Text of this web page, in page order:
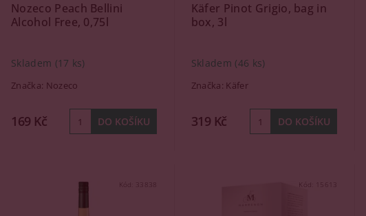
Nozeco Peach Bellini
Alcohol Free, 0,75l
Skladem (17 ks)
Značka: Nozeco
169 Kč
Käfer Pinot Grigio, bag in
box, 3l
Skladem (46 ks)
Značka: Käfer
319 Kč
Kód: Kód: 15613